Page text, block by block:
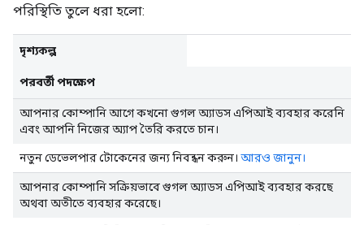
পরিস্থিতি তুলে ধরা হলো:
দৃশ্যকল্প
পরবর্তী পদক্ষেপ
আপনার কোম্পানি আগে কখনো গুগল অ্যাডস এপিআই ব্যবহার করেনি
এবং আপনি নিজের অ্যাপ তৈরি করতে চান।
নতুন ডেভেলপার টোকেনের জন্য নিবন্ধন করুন। আরও জানুন।
আপনার কোম্পানি সক্রিয়ভাবে গুগল অ্যাডস এপিআই ব্যবহার করছে
অথবা অতীতে ব্যবহার করেছে।